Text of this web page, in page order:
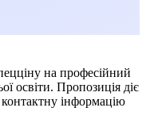
на професійний
освіти. Пропозиція діє
інформацію